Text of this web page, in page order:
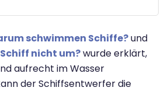
schwimmen Schiffe?und
nicht um?wurde erklärt,
aufrecht im Wasser
der Schiffsentwerfer die